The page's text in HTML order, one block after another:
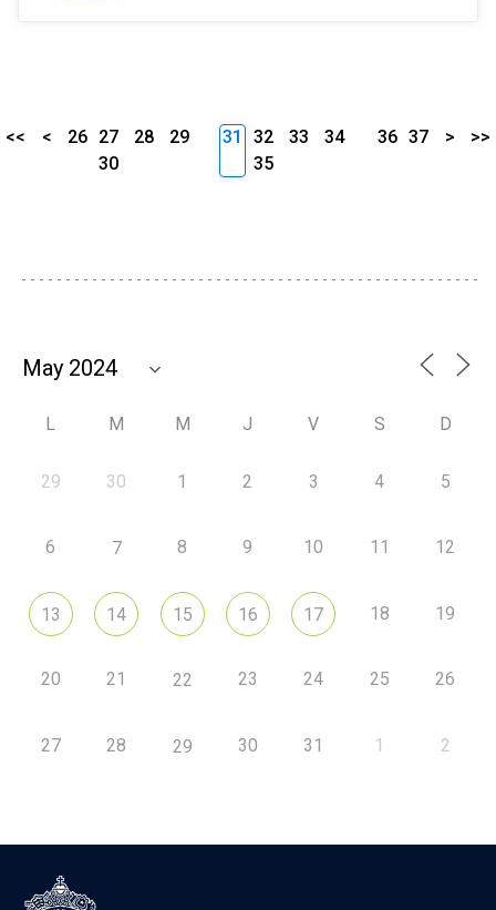
<< < 26 27 28
29
30
31 32 33
34
35
36 37 > >>
L M M J V S D
29 30 1 2 3 4 5
6 7 8 9 10 11 12
13 14 15 16 17 18 19
20 21 22 23 24 25 26
27 28 29 30 31 1 2